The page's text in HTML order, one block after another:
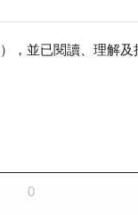
，並已閱讀、理解及
0